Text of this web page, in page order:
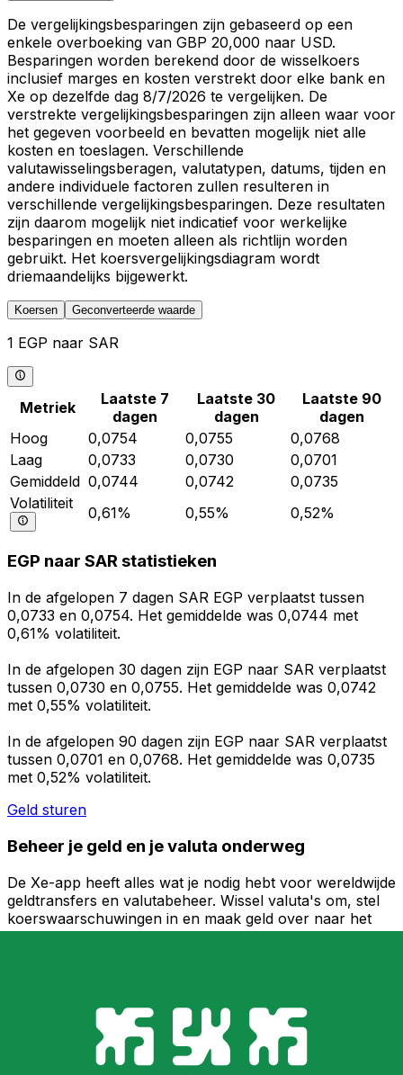
De vergelijkingsbesparingen zijn gebaseerd op een
enkele overboeking van GBP 20,000 naar USD.
Besparingen worden berekend door de wisselkoers
inclusief marges en kosten verstrekt door elke bank en
Xe op dezelfde dag 8/7/2026 te vergelijken. De
verstrekte vergelijkingsbesparingen zijn alleen waar voor
het gegeven voorbeeld en bevatten mogelijk niet alle
kosten en toeslagen. Verschillende
valutawisselingsberagen, valutatypen, datums, tijden en
andere individuele factoren zullen resulteren in
verschillende vergelijkingsbesparingen. Deze resultaten
zijn daarom mogelijk niet indicatief voor werkelijke
besparingen en moeten alleen als richtlijn worden
gebruikt. Het koersvergelijkingsdiagram wordt
driemaandelijks bijgewerkt.
Koersen Geconverteerde waarde
1 EGP naar SAR
Metriek
Laatste 7
dagen
Laatste 30
dagen
Laatste 90
dagen
Hoog
0,0754 0,0755
0,0768
Laag
0,0733 0,0730
0,0701
Gemiddeld 0,0744 0,0742
0,0735
Volatiliteit
0,61% 0,55% 0,52%
EGP naar SAR statistieken
In de afgelopen 7 dagen SAR EGP verplaatst tussen
0,0733 en 0,0754. Het gemiddelde was 0,0744 met
0,61% volatiliteit.
In de afgelopen 30 dagen zijn EGP naar SAR verplaatst
tussen 0,0730 en 0,0755. Het gemiddelde was 0,0742
met 0,55% volatiliteit.
In de afgelopen 90 dagen zijn EGP naar SAR verplaatst
tussen 0,0701 en 0,0768. Het gemiddelde was 0,0735
met 0,52% volatiliteit.
Geld sturen
Beheer je geld en je valuta onderweg
De Xe-app heeft alles wat je nodig hebt voor wereldwijde
geldtransfers en valutabeheer. Wissel valuta's om, stel
koerswaarschuwingen in en maak geld over naar het
buitenland zonder verborgen kosten. Download